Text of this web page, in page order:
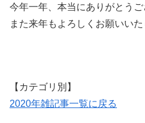
今年一年、本当にありがとうご
また来年もよろしくお願いいた
【カテゴリ別】
2020年雑記事一覧に戻る